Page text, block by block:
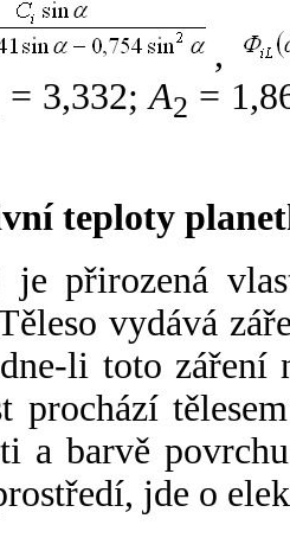
,
= 3,332;A2 =
teploty
je přirozená
vydává
li toto záření
prochází
a barvě
jde o